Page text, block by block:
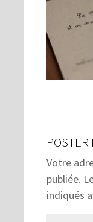
POSTER
Votre
publiée.
indiqués